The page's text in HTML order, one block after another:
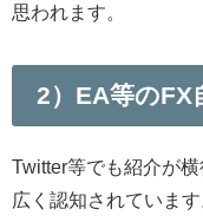
思われます。
2）EA等のFX
Twitter等でも紹介が
広く認知されています